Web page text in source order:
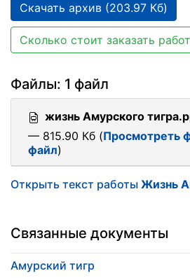
Скачать архив (203.97 Кб)
Сколько стоит заказать
Файлы: 1 файл
жизнь Амурского
— 815.90 Кб (Просмотреть
файл)
Открыть текст работы Жизнь
Связанные документы
Амурский тигр